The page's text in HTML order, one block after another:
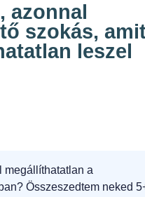
azonnal
szokás,
leszel
megállíthatatlan a
Összeszedtem neked